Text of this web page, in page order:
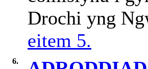
Drochi yng
eitem 5.
6.